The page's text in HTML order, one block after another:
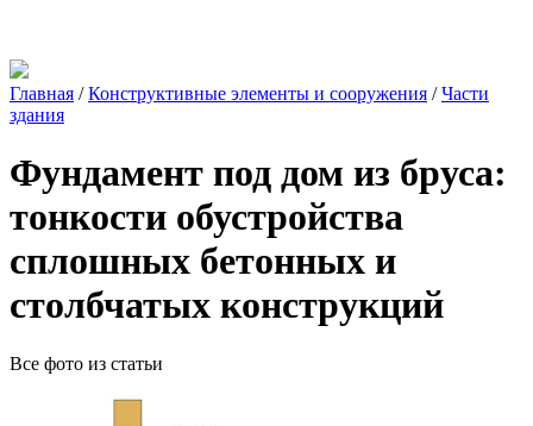
Главная /Конструктивные элементы и сооружения /Части
здания
Фундамент под дом из бруса:
тонкости обустройства
сплошных бетонных и
столбчатых конструкций
Все фото из статьи